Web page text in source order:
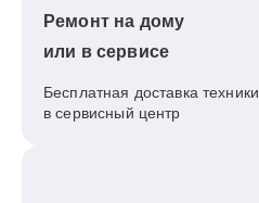
Ремонт на дому
или в сервисе
Бесплатная доставка техники
в сервисный центр